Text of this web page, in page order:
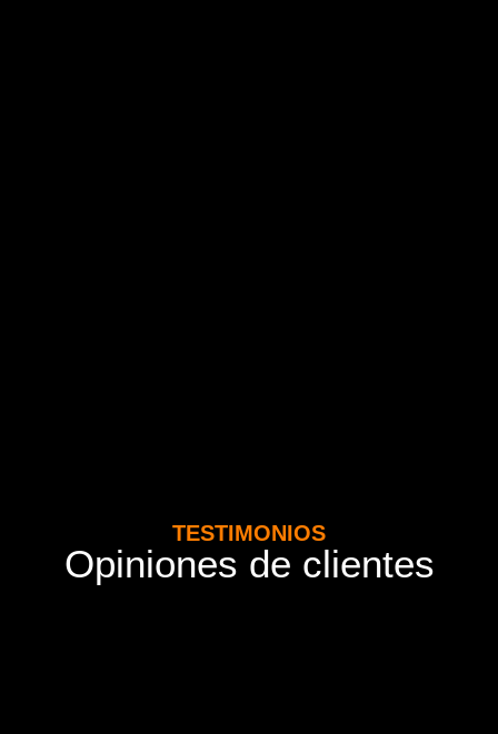
TESTIMONIOS
Opiniones de clientes